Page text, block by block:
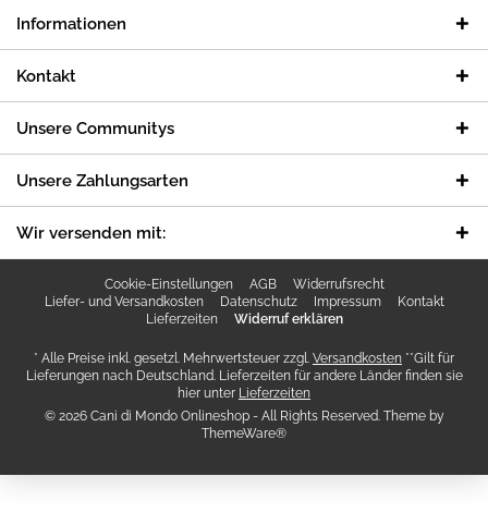
Informationen
Kontakt
Unsere Communitys
Unsere Zahlungsarten
Wir versenden mit:
Cookie-Einstellungen AGB
Widerrufsrecht
Liefer- und Versandkosten
Datenschutz Impressum
Kontakt
Lieferzeiten
Widerruf erklären
* Alle Preise inkl. gesetzl. Mehrwertsteuer zzgl. Versandkosten **Gilt für
Lieferungen nach Deutschland. Lieferzeiten für andere Länder finden sie
hier unter Lieferzeiten
© 2026 Cani di Mondo Onlineshop - All Rights Reserved. Theme by
ThemeWare®